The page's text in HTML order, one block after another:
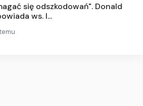
się odszkodowań". Donald
ws. I...